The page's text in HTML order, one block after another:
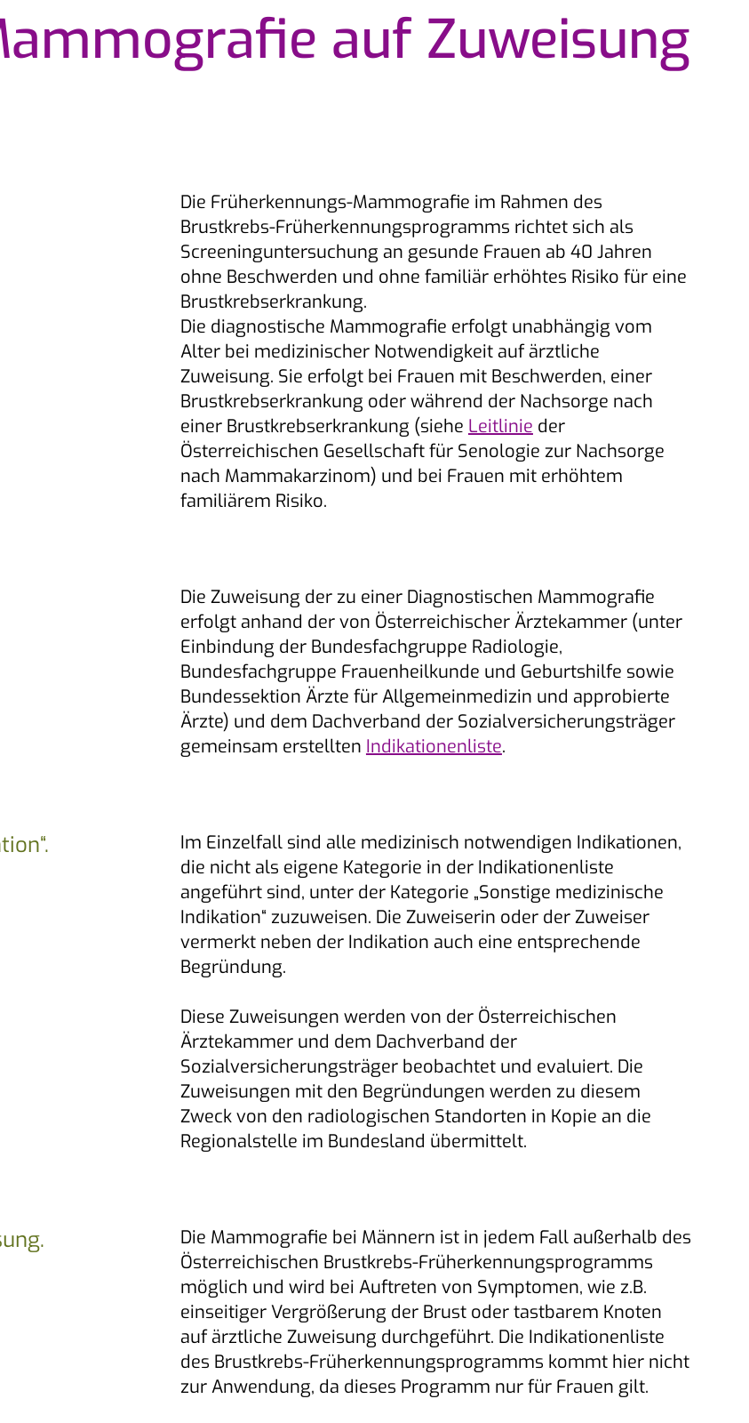
auf Zuweisung
Die Früherkennungs-Mammografie im Rahmen des
Brustkrebs-Früherkennungsprogramms richtet sich als
Screeninguntersuchung an gesunde Frauen ab 40 Jahren
ohne Beschwerden und ohne familiär erhöhtes Risiko für eine
Brustkrebserkrankung.
Die diagnostische Mammografie erfolgt unabhängig vom
Alter bei medizinischer Notwendigkeit auf ärztliche
Zuweisung. Sie erfolgt bei Frauen mit Beschwerden, einer
Brustkrebserkrankung oder während der Nachsorge nach
einer Brustkrebserkrankung (siehe Leitlinie der
Österreichischen Gesellschaft für Senologie zur Nachsorge
nach Mammakarzinom) und bei Frauen mit erhöhtem
familiärem Risiko.
Die Zuweisung der zu einer Diagnostischen Mammografie
erfolgt anhand der von Österreichischer Ärztekammer (unter
Einbindung der Bundesfachgruppe Radiologie,
Bundesfachgruppe Frauenheilkunde und Geburtshilfe sowie
Bundessektion Ärzte für Allgemeinmedizin und approbierte
Ärzte) und dem Dachverband der Sozialversicherungsträger
gemeinsam erstellten Indikationenliste.
Im Einzelfall sind alle medizinisch notwendigen Indikationen,
die nicht als eigene Kategorie in der Indikationenliste
angeführt sind, unter der Kategorie „Sonstige medizinische
Indikation“ zuzuweisen. Die Zuweiserin oder der Zuweiser
vermerkt neben der Indikation auch eine entsprechende
Begründung.
Diese Zuweisungen werden von der Österreichischen
Ärztekammer und dem Dachverband der
Sozialversicherungsträger beobachtet und evaluiert. Die
Zuweisungen mit den Begründungen werden zu diesem
Zweck von den radiologischen Standorten in Kopie an die
Regionalstelle im Bundesland übermittelt.
Die Mammografie bei Männern ist in jedem Fall außerhalb des
Österreichischen Brustkrebs-Früherkennungsprogramms
möglich und wird bei Auftreten von Symptomen, wie z.B.
einseitiger Vergrößerung der Brust oder tastbarem Knoten
auf ärztliche Zuweisung durchgeführt. Die Indikationenliste
des Brustkrebs-Früherkennungsprogramms kommt hier nicht
zur Anwendung, da dieses Programm nur für Frauen gilt.